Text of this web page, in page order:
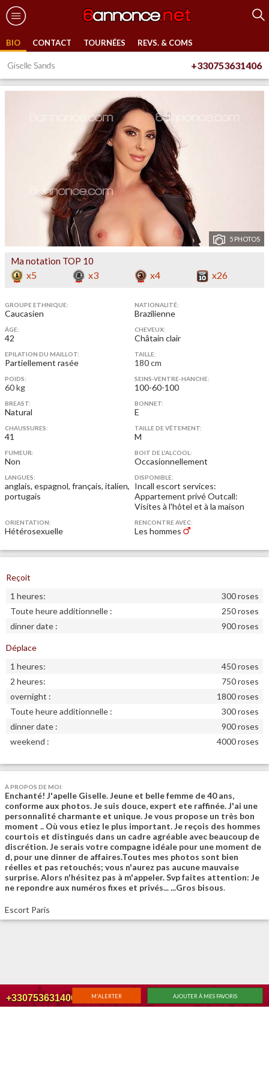
BIO CONTACT TOURNÉES REVS. & COMS
+330753631406 M'ALERTER AJOUTER À MES FAVORIS
Giselle Sands +330753631406
5 PHOTOS
Ma notation TOP 10
x5 x3 x4 x26
GROUPE ETHNIQUE:
Caucasien
NATIONALITÉ:
Brazilienne
ÂGE:
42
CHEVEUX:
Châtain clair
EPILATION DU MAILLOT:
Partiellement rasée
TAILLE:
180 cm
POIDS:
60 kg
SEINS-VENTRE-HANCHE:
100-60-100
BREAST:
Natural
BONNET:
E
CHAUSSURES:
41
TAILLE DE VÊTEMENT:
M
FUMEUR:
Non
BOIT DE L'ALCOOL:
Occasionnellement
LANGUES:
anglais, espagnol, français, italien,
portugais
DISPONIBLE:
Incall escort services:
Appartement privéOutcall:
Visites à l'hôtel et à la maison
ORIENTATION:
Hétérosexuelle
RENCONTRE AVEC:
Les hommes
Reçoit
1 heures:
300 roses
Toute heure additionnelle :
250 roses
dinner date :
900 roses
Déplace
1 heures:
450 roses
2 heures:
750 roses
overnight :
1800 roses
Toute heure additionnelle :
300 roses
dinner date :
900 roses
weekend :
4000 roses
À PROPOS DE MOI:
Enchanté! J'apelle Giselle. Jeune et belle femme de 40 ans,
conforme aux photos. Je suis douce, expert ete raffinée. J'ai une
personnalité charmante et unique. Je vous propose un très bon
moment .. Où vous etiez le plus important. Je reçois des hommes
courtois et distingués dans un cadre agréable avec beaucoup de
discrétion. Je serais votre compagne idéale pour une moment de
d, pour une dinner de affaires.Toutes mes photos sont bien
réelles et pas retouchés; vous n'aurez pas aucune mauvaise
surprise. Alors n'hésitez pas à m'appeler. Svp faites attention: Je
ne repondre aux numéros fixes et privés... ...Gros bisous.
Escort Paris